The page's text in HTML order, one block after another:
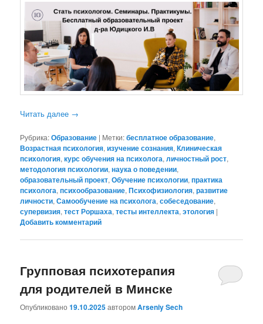
Читать далее →
Рубрика:Образование | Метки:бесплатное образование,
Возрастная психология,изучение сознания,Клиническая
психология,курс обучения на психолога,личностный рост,
методология психологии,наука о поведении,
образовательный проект,Обучение психологии,практика
психолога,психообразование,Психофизиология,развитие
личности,Самообучение на психолога,собеседование,
супервизия,тест Роршаха,тесты интеллекта,этология |
Добавить комментарий
Групповая психотерапия
для родителей в Минске
Опубликовано19.10.2025авторомArseniy Sech